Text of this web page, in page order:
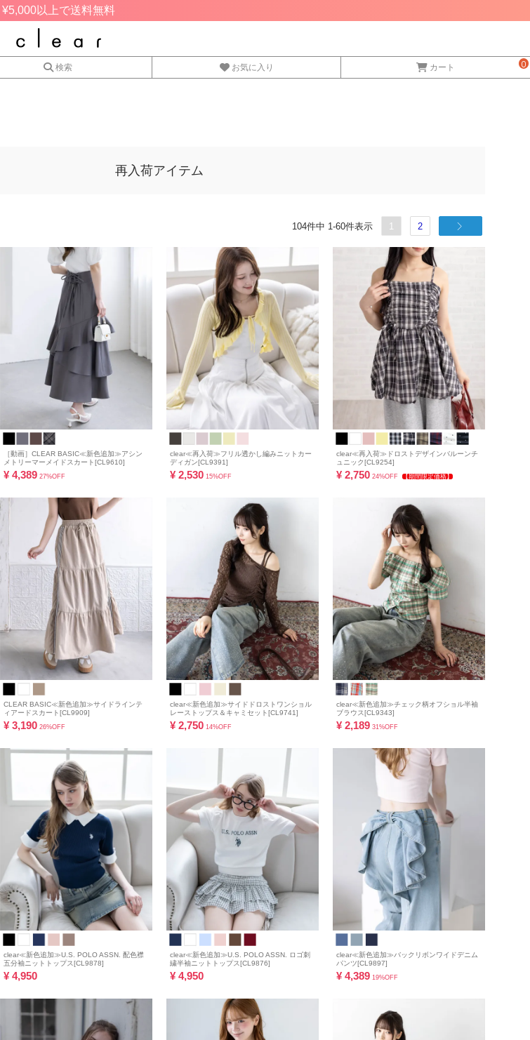
¥5,000以上で送料無料
検索 お気に入り カート 0
再入荷アイテム
104件中 1-60件表示 1 2
［動画］CLEAR BASIC≪新色追加≫アシン
メトリーマーメイドスカート[CL9610]
¥ 4,389 27%OFF
clear≪再入荷≫フリル透かし編みニットカー
ディガン[CL9391]
¥ 2,530 15%OFF
clear≪再入荷≫ドロストデザインバルーンチ
ュニック[CL9254]
¥ 2,750 24%OFF 【期間限定価格】
CLEAR BASIC≪新色追加≫サイドラインテ
ィアードスカート[CL9909]
¥ 3,190 26%OFF
clear≪新色追加≫サイドドロストワンショル
レーストップス＆キャミセット[CL9741]
¥ 2,750 14%OFF
clear≪新色追加≫チェック柄オフショル半袖
ブラウス[CL9343]
¥ 2,189 31%OFF
clear≪新色追加≫U.S. POLO ASSN. 配色襟
五分袖ニットトップス[CL9878]
¥ 4,950
clear≪新色追加≫U.S. POLO ASSN. ロゴ刺
繍半袖ニットトップス[CL9876]
¥ 4,950
clear≪新色追加≫バックリボンワイドデニム
パンツ[CL9897]
¥ 4,389 19%OFF